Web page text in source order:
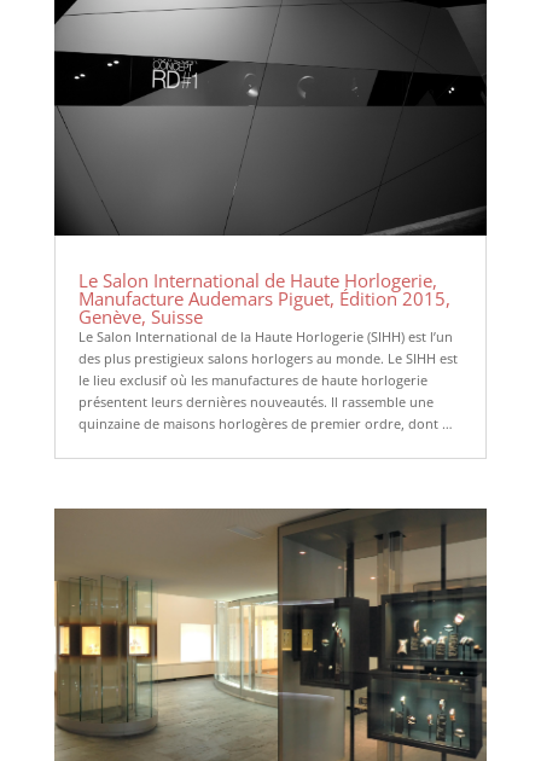
Le Salon International de Haute Horlogerie,
Manufacture Audemars Piguet, Édition 2015,
Genève, Suisse
Le Salon International de la Haute Horlogerie (SIHH) est l’un
des plus prestigieux salons horlogers au monde. Le SIHH est
le lieu exclusif où les manufactures de haute horlogerie
présentent leurs dernières nouveautés. Il rassemble une
quinzaine de maisons horlogères de premier ordre, dont …